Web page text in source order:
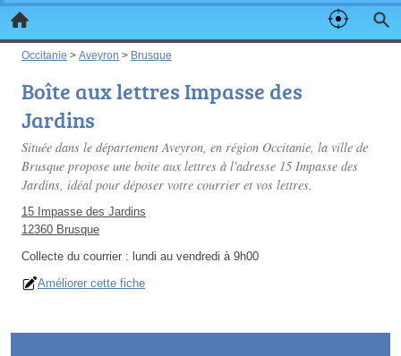
Occitanie > Aveyron > Brusque
Boîte aux lettres Impasse des
Jardins
Située dans le département Aveyron, en région Occitanie, la ville de
Brusque propose une boite aux lettres à l'adresse 15 Impasse des
Jardins, idéal pour déposer votre courrier et vos lettres.
15 Impasse des Jardins
12360 Brusque
Collecte du courrier : lundi au vendredi à 9h00
Améliorer cette fiche